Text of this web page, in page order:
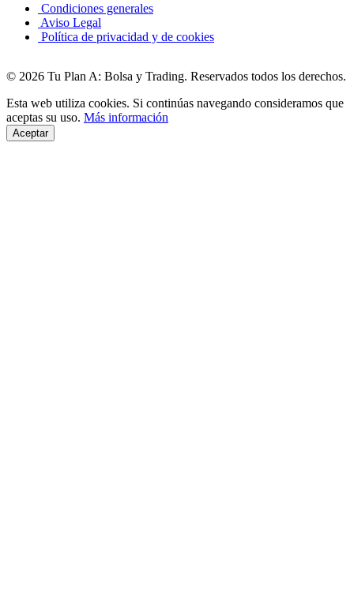
Condiciones generales
Aviso Legal
Política de privacidad y de cookies
© 2026 Tu Plan A: Bolsa y Trading. Reservados todos los derechos.
Esta web utiliza cookies. Si continúas navegando consideramos que
aceptas su uso. Más información
Aceptar